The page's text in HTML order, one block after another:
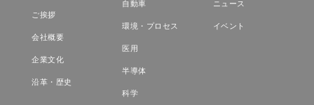
ご挨拶
会社概要
企業文化
沿革・歴史
自動車
環境・プロセス
医用
半導体
科学
ニュース
イベント